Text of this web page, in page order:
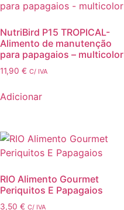
NutriBird P15 TROPICAL-
Alimento de manutenção
para papagaios – multicolor
11,90 € C/ IVA
Adicionar
RIO Alimento Gourmet
Periquitos E Papagaios
3,50 € C/ IVA